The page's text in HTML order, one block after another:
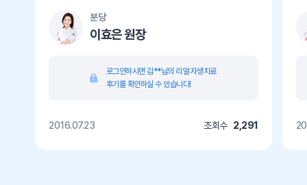
분당
이효은 원장
로그인하시면 김**님의 리얼 자생치료
후기를 확인하실 수 있습니다!
2016.07.23 조회수 2,291